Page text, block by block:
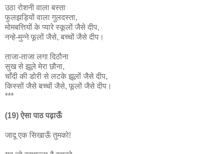
उठा रोशनी वाला बस्ता
फुलझड़ियों वाला गुलदस्ता,
मोमबत्तियों के प्यारे स्कूलों जैसे दीप,
नन्हे-मुन्ने फूलों जैसे, बच्चों जैसे दीप।
ताजा-ताजा लगा दिठौना
सुख से झूले मेरा छौना,
चाँदी की डोरी से लटके झूलों जैसे दीप,
किस्सों जैसे बच्चों जैसे, फूलों जैसे दीप।
***
(19) ऐसा पाठ पढ़ाऊँ
जादू एक सिखाऊँ तुमको!